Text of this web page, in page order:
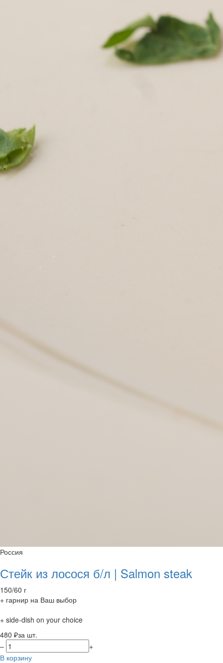
Россия
Стейк из лосося б/л | Salmon steak
150/60 г
+ гарнир на Ваш выбор
+ side-dish on your choice
480 ₽за шт.
–
+
В корзину